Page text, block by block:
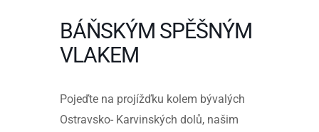
BÁŇSKÝM SPĚŠNÝM
VLAKEM
Pojeďte na projížďku kolem bývalých
Ostravsko- Karvinských dolů, našim